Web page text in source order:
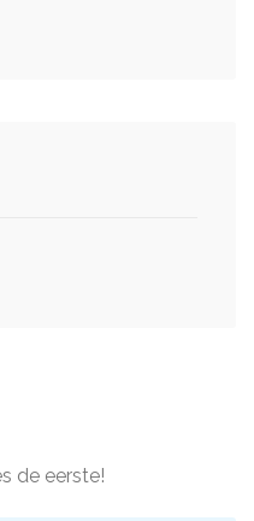
de eerste!